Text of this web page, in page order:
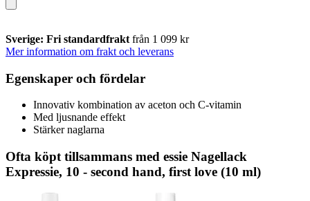
Sverige: Fri standardfrakt från 1 099 kr
Mer information om frakt och leverans
Egenskaper och fördelar
Innovativ kombination av aceton och C-vitamin
Med ljusnande effekt
Stärker naglarna
Ofta köpt tillsammans med essie Nagellack
Expressie, 10 - second hand, first love (10 ml)